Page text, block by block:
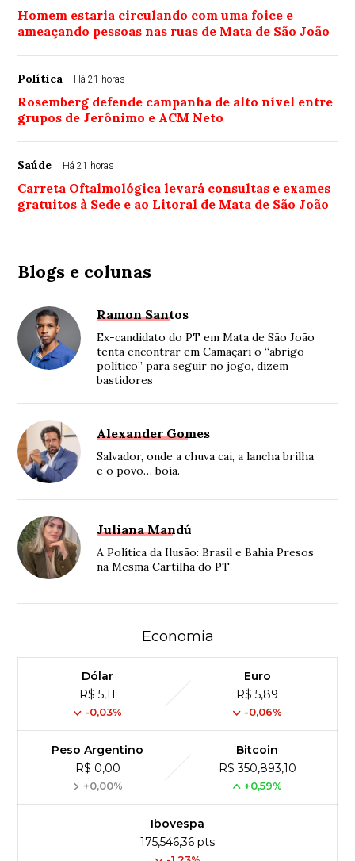
Homem estaria circulando com uma foice e
ameaçando pessoas nas ruas de Mata de São João
Política Há 21 horas
Rosemberg defende campanha de alto nível entre
grupos de Jerônimo e ACM Neto
Saúde Há 21 horas
Carreta Oftalmológica levará consultas e exames
gratuitos à Sede e ao Litoral de Mata de São João
Blogs e colunas
Ramon Santos
Ex-candidato do PT em Mata de São João
tenta encontrar em Camaçari o “abrigo
político” para seguir no jogo, dizem
bastidores
Alexander Gomes
Salvador, onde a chuva cai, a lancha brilha
e o povo… boia.
Juliana Mandú
A Política da Ilusão: Brasil e Bahia Presos
na Mesma Cartilha do PT
Economia
Dólar
R$ 5,11
-0,03%
Euro
R$ 5,89
-0,06%
Peso Argentino
R$ 0,00
+0,00%
Bitcoin
R$ 350,893,10
+0,59%
Ibovespa
175,546,36 pts